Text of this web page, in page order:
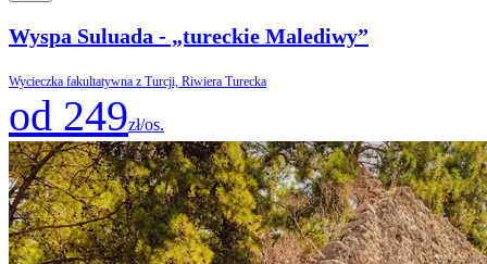
Wyspa Suluada - „tureckie Malediwy”
Wycieczka fakultatywna z Turcji, Riwiera Turecka
od 249zł/os.